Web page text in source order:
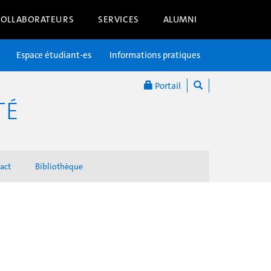
SERVICES ALUMNI
Portail
Espace étudiant-es Informations pratiques
Bibliothèque